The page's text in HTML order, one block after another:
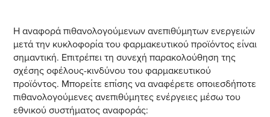
Η αναφορά πιθανολογούμενων ανεπιθύμητων ενεργειών
μετά την κυκλοφορία του φαρμακευτικού προϊόντος είναι
σημαντική. Επιτρέπει τη συνεχή παρακολούθηση της
σχέσης οφέλους-κινδύνου του φαρμακευτικού
προϊόντος. Μπορείτε επίσης να αναφέρετε οποιεσδήποτε
πιθανολογούμενες ανεπιθύμητες ενέργειες μέσω του
εθνικού συστήματος αναφοράς: